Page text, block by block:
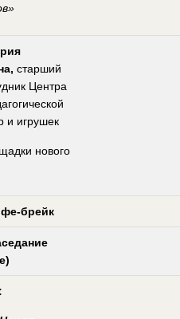
старший
Центра
и игрушек
нового
брейк